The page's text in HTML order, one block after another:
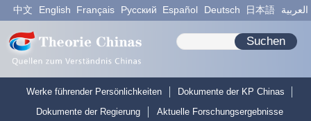
中文 English Français Pусский Español Deutsch 日本語 العربية
Suchen
Werke führender Persönlichkeiten
Dokumente der KP Chinas
Dokumente der Regierung
Aktuelle Forschungsergebnisse